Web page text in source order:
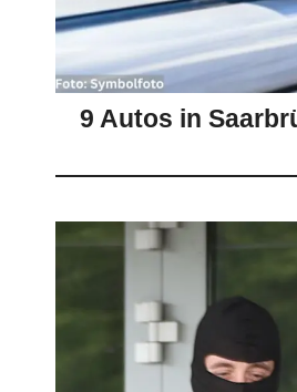
9 Autos in